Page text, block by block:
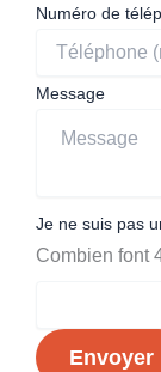
pas
Message
Numéro de
Message
Je ne suis pas
Combien font
Envoyer